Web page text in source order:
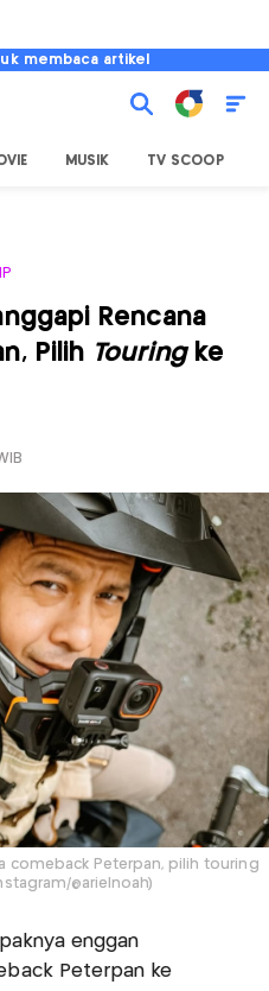
membaca artikel
MUSIK TV SCOOP
Rencana
Pilih Touringke
comeback Peterpan, pilih touring
@arielnoah)
enggan
Peterpan ke